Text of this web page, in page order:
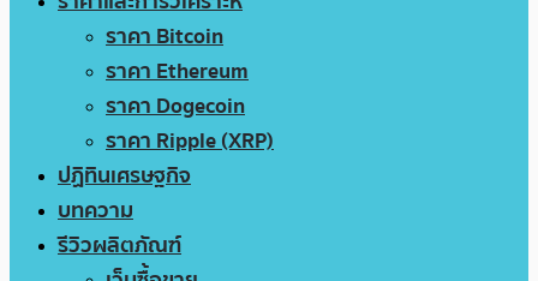
ราคา Bitcoin
ราคา Ethereum
ราคา Dogecoin
ราคา Ripple (XRP)
ปฏิทินเศรษฐกิจ
บทความ
รีวิวผลิตภัณฑ์